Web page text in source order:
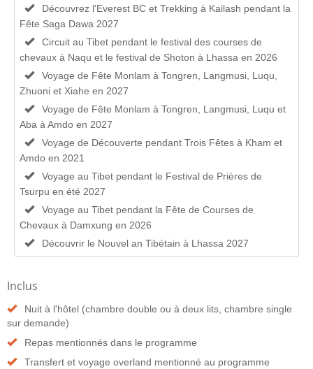
Découvrez l'Everest BC et Trekking à Kailash pendant la
Fête Saga Dawa 2027
Circuit au Tibet pendant le festival des courses de
chevaux à Naqu et le festival de Shoton à Lhassa en 2026
Voyage de Fête Monlam à Tongren, Langmusi, Luqu,
Zhuoni et Xiahe en 2027
Voyage de Fête Monlam à Tongren, Langmusi, Luqu et
Aba à Amdo en 2027
Voyage de Découverte pendant Trois Fêtes à Kham et
Amdo en 2021
Voyage au Tibet pendant le Festival de Prières de
Tsurpu en été 2027
Voyage au Tibet pendant la Fête de Courses de
Chevaux à Damxung en 2026
Découvrir le Nouvel an Tibétain à Lhassa 2027
Inclus
Nuit à l'hôtel (chambre double ou à deux lits, chambre single
sur demande)
Repas mentionnés dans le programme
Transfert et voyage overland mentionné au programme